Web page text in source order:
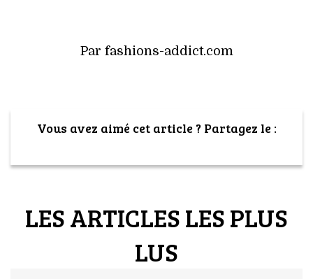
Par fashions-addict.com
Vous avez aimé cet article ? Partagez le :
LES ARTICLES LES PLUS
LUS